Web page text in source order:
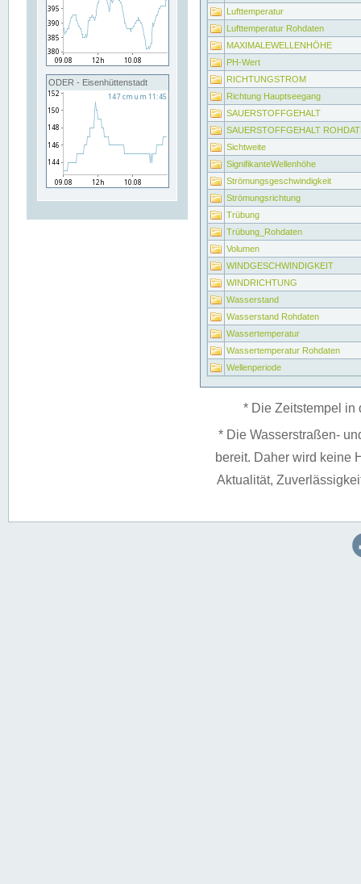
ODER - Eisenhüttenstadt
Lufttemperatur
Lufttemperatur Rohdaten
MAXIMALEWELLENHÖHE
PH-Wert
RICHTUNGSTROM
Richtung Hauptseegang
SAUERSTOFFGEHALT
SAUERSTOFFGEHALT
Sichtweite
SignifikanteWellenhöhe
Strömungsgeschwindigkeit
Strömungsrichtung
Trübung
Trübung_Rohdaten
Volumen
WINDGESCHWINDIGKEIT
WINDRICHTUNG
Wasserstand
Wasserstand Rohdaten
Wassertemperatur
Wassertemperatur Rohdaten
Wellenperiode
* Die Zeitstempel in
* Die Wasserstraßen-
bereit. Daher wird keine
Aktualität,